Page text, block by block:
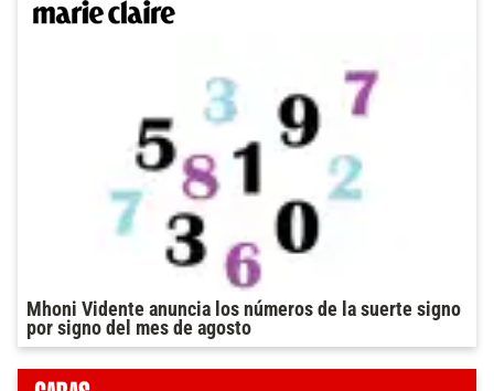
Mhoni Vidente anuncia los números de la suerte signo
por signo del mes de agosto